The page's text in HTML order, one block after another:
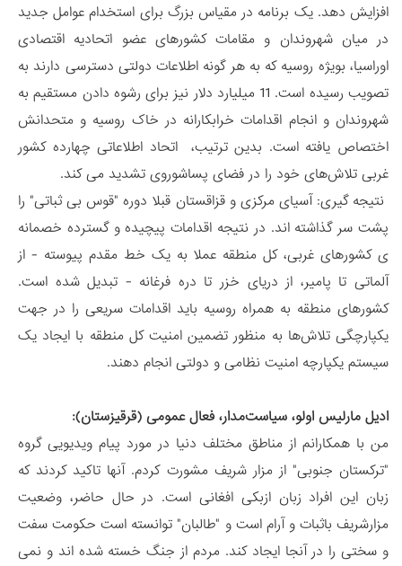
افزایش دهد. یک برنامه در مقیاس بزرگ برای استخدام عوامل جدید
در میان شهروندان و مقامات کشورهای عضو اتحادیه اقتصادی
اوراسیا، بویژه روسیه که به هر گونه اطلاعات دولتی دسترسی دارند به
تصویب رسیده است. 11 میلیارد دلار نیز برای رشوه دادن مستقیم به
شهروندان و انجام اقدامات خرابکارانه در خاک روسیه و متحدانش
اختصاص یافته است. بدین ترتیب، اتحاد اطلاعاتی چهارده کشور
غربی تلاش‌های خود را در فضای پساشوروی تشدید می کند.
نتیجه گیری: آسیای مرکزی و قزاقستان قبلا دوره "قوس بی ثباتی" را
پشت سر گذاشته اند. در نتیجه اقدامات پیچیده و گسترده خصمانه
ی کشورهای غربی، کل منطقه عملا به یک خط مقدم پیوسته - از
آلماتی تا پامیر، از دریای خزر تا دره فرغانه - تبدیل شده است.
کشورهای منطقه به همراه روسیه باید اقدامات سریعی را در جهت
یکپارچگی تلاش‌ها به منظور تضمین امنیت کل منطقه با ایجاد یک
سیستم یکپارچه امنیت نظامی و دولتی انجام دهند.
ادیل مارلیس اولو، سیاست‌مدار، فعال عمومی (قرقیزستان):
من با همکارانم از مناطق مختلف دنیا در مورد پیام ویدیویی گروه
"ترکستان جنوبی" از مزار شریف مشورت کردم. آنها تاکید کردند که
زبان این افراد زبان ازبکی افغانی است. در حال حاضر، وضعیت
مزارشریف باثبات و آرام است و "طالبان" توانسته‌ است حکومت سفت
و سختی را در آنجا ایجاد کند. مردم از جنگ خسته شده اند و نمی